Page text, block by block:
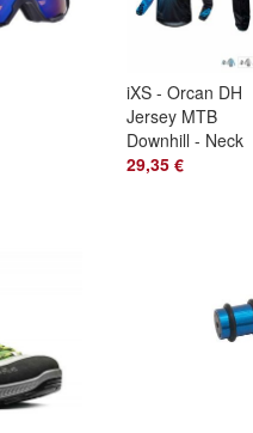
iXS - Orcan DH
Jersey MTB
Downhill - Neck
Brace kompatibler
29,35 €